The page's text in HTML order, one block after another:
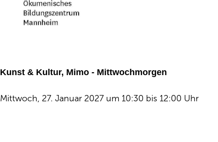
Kunst & Kultur, Mimo - Mittwochmorgen
Mittwoch, 27. Januar 2027 um 10:30 bis 12:00 Uhr